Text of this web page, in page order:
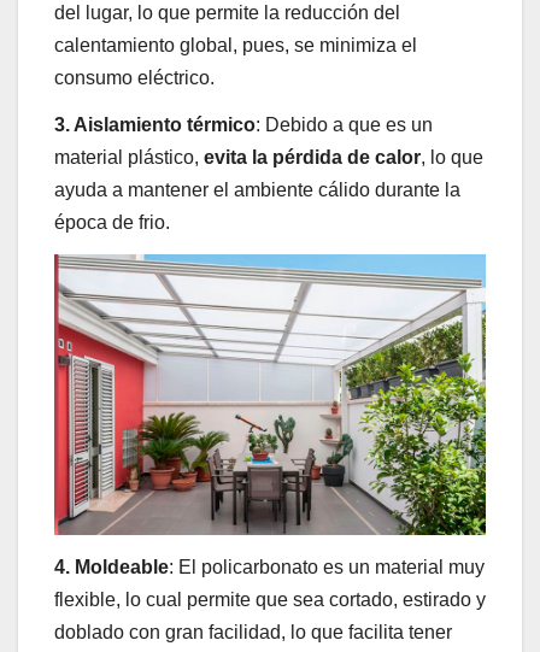
del lugar, lo que permite la reducción del
calentamiento global, pues, se minimiza el
consumo eléctrico.
3. Aislamiento térmico: Debido a que es un
material plástico, evita la pérdida de calor, lo que
ayuda a mantener el ambiente cálido durante la
época de frio.
4. Moldeable: El policarbonato es un material muy
flexible, lo cual permite que sea cortado, estirado y
doblado con gran facilidad, lo que facilita tener